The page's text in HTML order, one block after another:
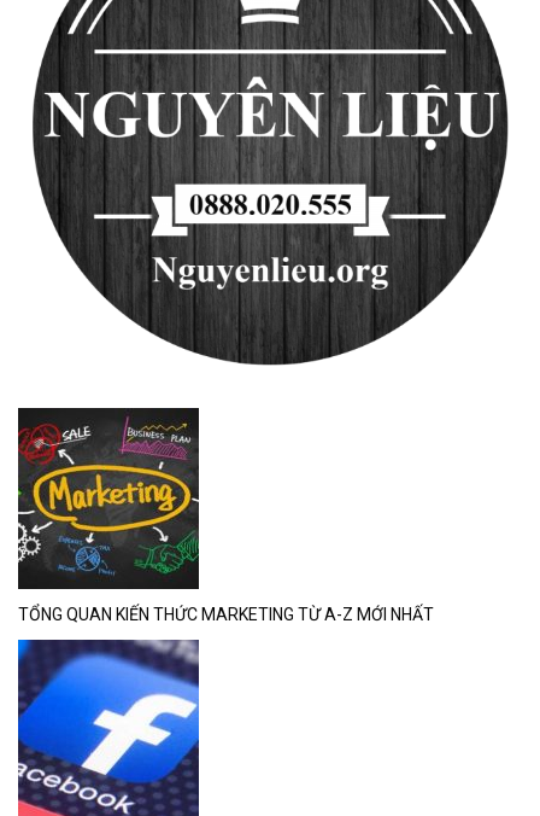
TỔNG QUAN KIẾN THỨC MARKETING TỪ A-Z MỚI NHẤT